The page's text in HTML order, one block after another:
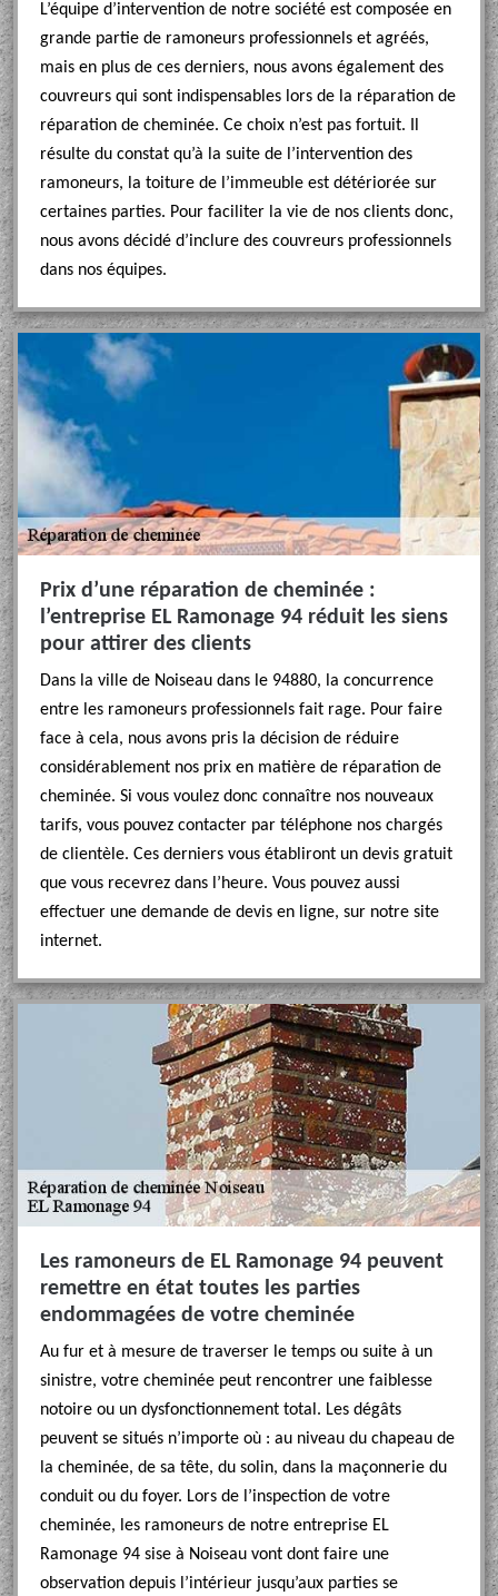
L’équipe d’intervention de notre société est composée en
grande partie de ramoneurs professionnels et agréés,
mais en plus de ces derniers, nous avons également des
couvreurs qui sont indispensables lors de la réparation de
réparation de cheminée. Ce choix n’est pas fortuit. Il
résulte du constat qu’à la suite de l’intervention des
ramoneurs, la toiture de l’immeuble est détériorée sur
certaines parties. Pour faciliter la vie de nos clients donc,
nous avons décidé d’inclure des couvreurs professionnels
dans nos équipes.
Prix d’une réparation de cheminée :
l’entreprise EL Ramonage 94 réduit les siens
pour attirer des clients
Dans la ville de Noiseau dans le 94880, la concurrence
entre les ramoneurs professionnels fait rage. Pour faire
face à cela, nous avons pris la décision de réduire
considérablement nos prix en matière de réparation de
cheminée. Si vous voulez donc connaître nos nouveaux
tarifs, vous pouvez contacter par téléphone nos chargés
de clientèle. Ces derniers vous établiront un devis gratuit
que vous recevrez dans l’heure. Vous pouvez aussi
effectuer une demande de devis en ligne, sur notre site
internet.
Les ramoneurs de EL Ramonage 94 peuvent
remettre en état toutes les parties
endommagées de votre cheminée
Au fur et à mesure de traverser le temps ou suite à un
sinistre, votre cheminée peut rencontrer une faiblesse
notoire ou un dysfonctionnement total. Les dégâts
peuvent se situés n’importe où : au niveau du chapeau de
la cheminée, de sa tête, du solin, dans la maçonnerie du
conduit ou du foyer. Lors de l’inspection de votre
cheminée, les ramoneurs de notre entreprise EL
Ramonage 94 sise à Noiseau vont dont faire une
observation depuis l’intérieur jusqu’aux parties se